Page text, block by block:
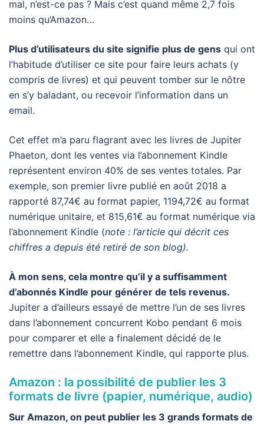
mal, n’est-ce pas ? Mais c’est quand même 2,7 fois
moins qu’Amazon…
Plus d’utilisateurs du site signifie plus de gens qui ont
l’habitude d’utiliser ce site pour faire leurs achats (y
compris de livres) et qui peuvent tomber sur le nôtre
en s’y baladant, ou recevoir l’information dans un
email.
Cet effet m’a paru flagrant avec les livres de Jupiter
Phaeton, dont les ventes via l’abonnement Kindle
représentent environ 40% de ses ventes totales. Par
exemple, son premier livre publié en août 2018 a
rapporté 87,74€ au format papier, 1194,72€ au format
numérique unitaire, et 815,61€ au format numérique via
l’abonnement Kindle (note : l’article qui décrit ces
chiffres a depuis été retiré de son blog).
À mon sens, cela montre qu’il y a suffisamment
d’abonnés Kindle pour générer de tels revenus.
Jupiter a d’ailleurs essayé de mettre l’un de ses livres
dans l’abonnement concurrent Kobo pendant 6 mois
pour comparer et elle a finalement décidé de le
remettre dans l’abonnement Kindle, qui rapporte plus.
Amazon : la possibilité de publier les 3
formats de livre (papier, numérique, audio)
Sur Amazon, on peut publier les 3 grands formats de